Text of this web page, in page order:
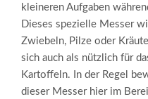
kleineren Aufgaben
Dieses spezielle Messer
Zwiebeln, Pilze oder
sich auch als nützlich für
Kartoffeln. In der Regel
dieser Messer hier im